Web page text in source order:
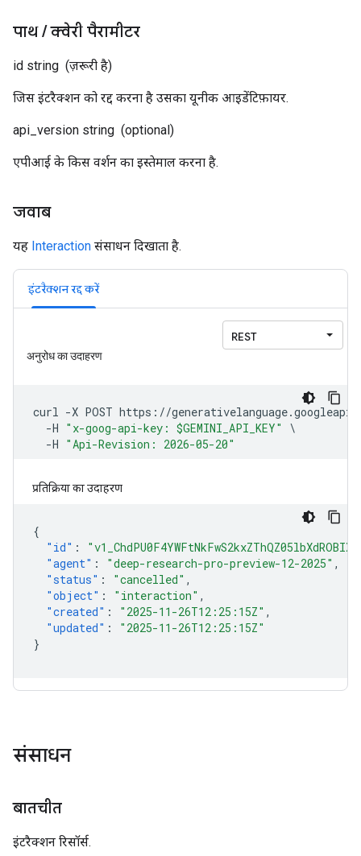
पाथ/क्वेरी पैरामीटर
id string (ज़रूरी है)
जिस इंटरैक्शन को रद्द करना है उसका यूनीक आइडेंटिफ़ायर.
api_version string (optional)
एपीआई के किस वर्शन का इस्तेमाल करना है.
जवाब
यह Interaction संसाधन दिखाता है.
इंटरैक्शन रद्द करें
प्रतिक्रिया का उदाहरण
{
"id" :
"agent" : "deep-research-pro-preview-12-2025" ,
"status" : "cancelled" ,
"object" : "interaction" ,
"created" : "2025-11-26T12:25:15Z" ,
"updated" :
"2025-11-26T12:25:15Z"
}
संसाधन
बातचीत
इंटरैक्शन रिसॉर्स.